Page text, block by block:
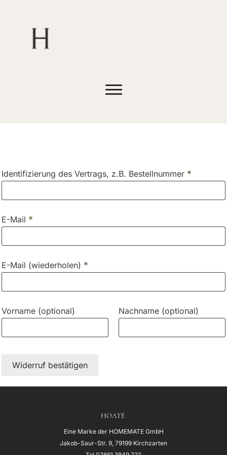
Identifizierung des Vertrags, z.B. Bestellnummer *
E-Mail *
E-Mail (wiederholen) *
Vorname (optional) Nachname (optional)
Widerruf bestätigen
HOATÉ
Eine Marke der HOMEMATE GmbH
Jakob-Saur-Str. 9, 79199 Kirchzarten